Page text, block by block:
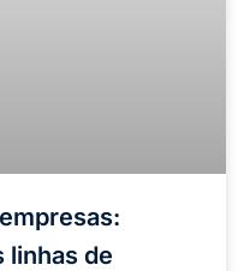
linhas de